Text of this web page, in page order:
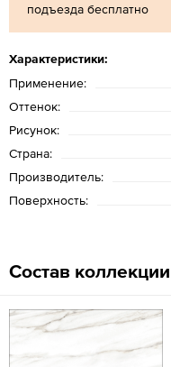
подъезда бесплатно
Характеристики:
Применение:
Оттенок:
Рисунок:
Страна:
Производитель:
Поверхность:
Состав коллекции